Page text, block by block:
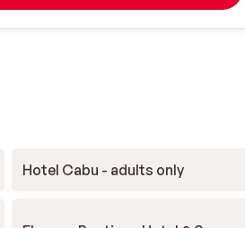
Hotel Cabu - adults only